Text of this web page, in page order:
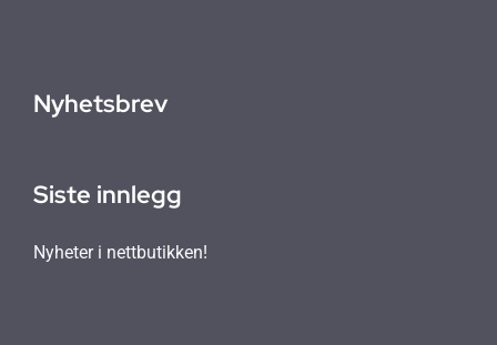
Nyhetsbrev
Siste innlegg
Nyheter i nettbutikken!